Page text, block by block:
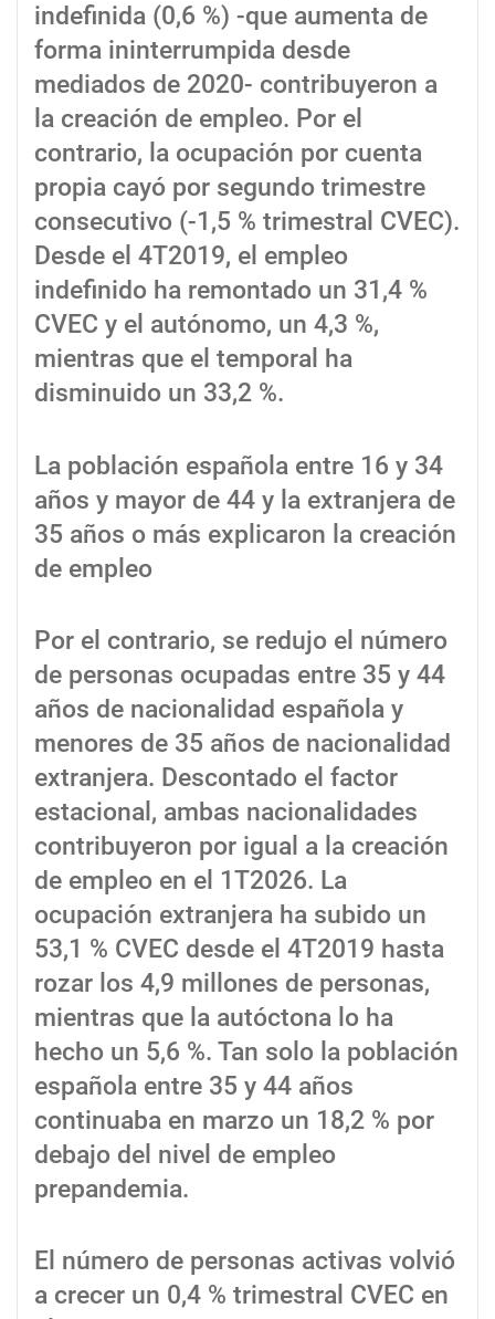
indefinida (0,6 %) -que aumenta de
forma ininterrumpida desde
mediados de 2020- contribuyeron a
la creación de empleo. Por el
contrario, la ocupación por cuenta
propia cayó por segundo trimestre
consecutivo (-1,5 % trimestral CVEC).
Desde el 4T2019, el empleo
indefinido ha remontado un 31,4 %
CVEC y el autónomo, un 4,3 %,
mientras que el temporal ha
disminuido un 33,2 %.
La población española entre 16 y 34
años y mayor de 44 y la extranjera de
35 años o más explicaron la creación
de empleo
Por el contrario, se redujo el número
de personas ocupadas entre 35 y 44
años de nacionalidad española y
menores de 35 años de nacionalidad
extranjera. Descontado el factor
estacional, ambas nacionalidades
contribuyeron por igual a la creación
de empleo en el 1T2026. La
ocupación extranjera ha subido un
53,1 % CVEC desde el 4T2019 hasta
rozar los 4,9 millones de personas,
mientras que la autóctona lo ha
hecho un 5,6 %. Tan solo la población
española entre 35 y 44 años
continuaba en marzo un 18,2 % por
debajo del nivel de empleo
prepandemia.
El número de personas activas volvió
a crecer un 0,4 % trimestral CVEC en